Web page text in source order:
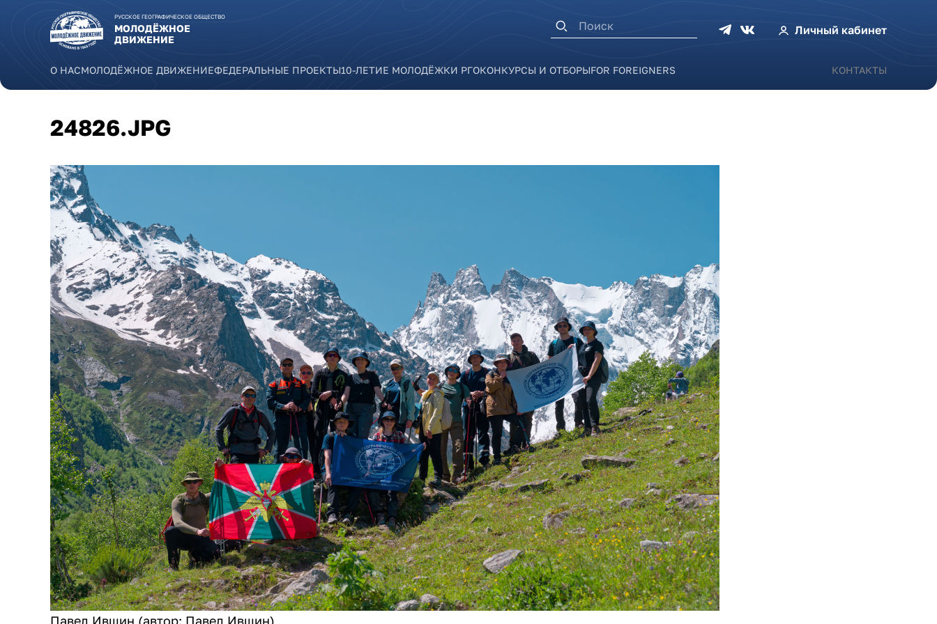
РУССКОЕ ГЕОГРАФИЧЕСКОЕ ОБЩЕСТВО
МОЛОДЁЖНОЕ
ДВИЖЕНИЕ
Личный кабинет
Форма поиска
О НАСМОЛОДЁЖНОЕ ДВИЖЕНИЕФЕДЕРАЛЬНЫЕ ПРОЕКТЫ10-ЛЕТИЕ МОЛОДЁЖКИ РГОКОНКУРСЫ И ОТБОРЫFOR FOREIGNERS КОНТАКТЫ
24826.JPG
Павел Ившин (автор: Павел Ившин)